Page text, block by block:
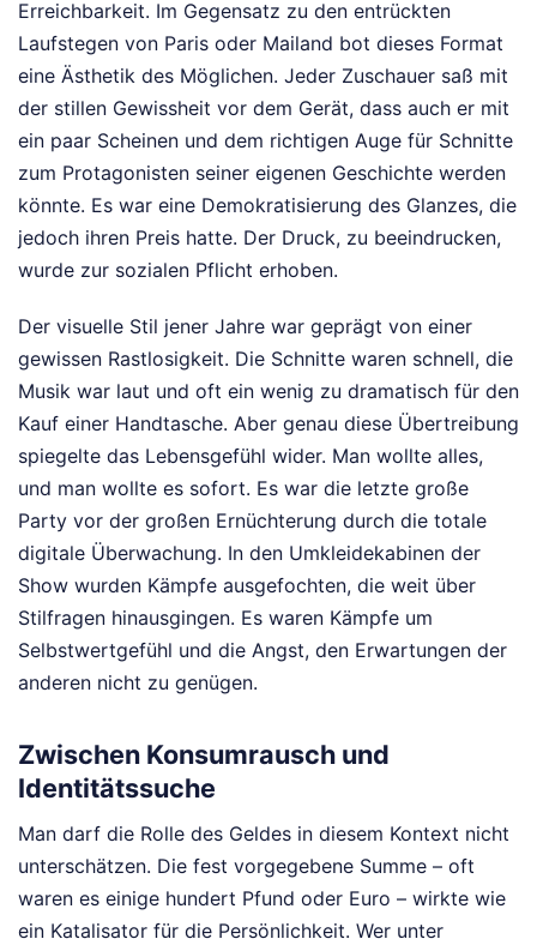
Erreichbarkeit. Im Gegensatz zu den entrückten
Laufstegen von Paris oder Mailand bot dieses Format
eine Ästhetik des Möglichen. Jeder Zuschauer saß mit
der stillen Gewissheit vor dem Gerät, dass auch er mit
ein paar Scheinen und dem richtigen Auge für Schnitte
zum Protagonisten seiner eigenen Geschichte werden
könnte. Es war eine Demokratisierung des Glanzes, die
jedoch ihren Preis hatte. Der Druck, zu beeindrucken,
wurde zur sozialen Pflicht erhoben.
Der visuelle Stil jener Jahre war geprägt von einer
gewissen Rastlosigkeit. Die Schnitte waren schnell, die
Musik war laut und oft ein wenig zu dramatisch für den
Kauf einer Handtasche. Aber genau diese Übertreibung
spiegelte das Lebensgefühl wider. Man wollte alles,
und man wollte es sofort. Es war die letzte große
Party vor der großen Ernüchterung durch die totale
digitale Überwachung. In den Umkleidekabinen der
Show wurden Kämpfe ausgefochten, die weit über
Stilfragen hinausgingen. Es waren Kämpfe um
Selbstwertgefühl und die Angst, den Erwartungen der
anderen nicht zu genügen.
Zwischen Konsumrausch und
Identitätssuche
Man darf die Rolle des Geldes in diesem Kontext nicht
unterschätzen. Die fest vorgegebene Summe – oft
waren es einige hundert Pfund oder Euro – wirkte wie
ein Katalisator für die Persönlichkeit. Wer unter